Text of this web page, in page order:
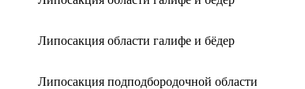
Липосакция области галифе и бёдер
Липосакция подподбородочной области